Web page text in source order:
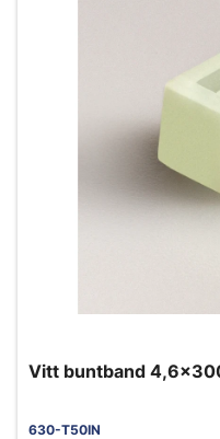
Vitt buntband
630-T50IN